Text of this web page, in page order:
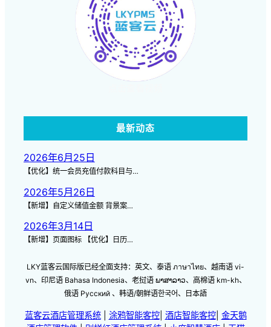
最新动态
2026年6月25日
【优化】统一会员充值付款科目与…
2026年5月26日
【新增】自定义储值金额 背景案…
2026年3月14日
【新增】页面图标 【优化】日历…
LKY蓝客云国际版已经全面支持：英文、泰语 ภาษาไทย、越南语 vi-
vn、印尼语 Bahasa Indonesia、老挝语 ພາສາລາວ、高棉语 km-kh、
俄语 Русский 、韩语/朝鲜语한국어、日本語
蓝客云酒店管理系统| 涂鸦智能客控| 酒店智能客控| 金天鹅